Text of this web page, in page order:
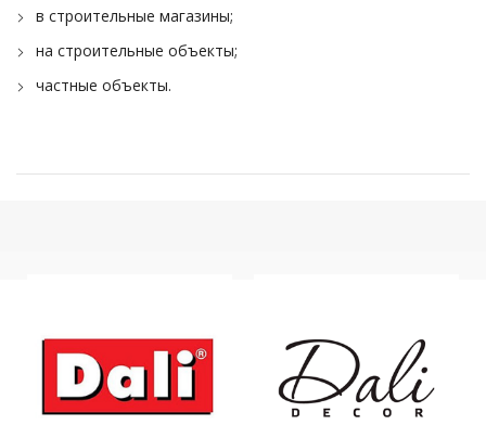
в строительные магазины;
на строительные объекты;
частные объекты.